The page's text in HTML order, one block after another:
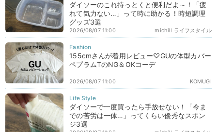
ダイソーのこれ持っとくと便利だよ～！「疲
れて気力ない…」って時に助かる！時短調理
グッズ3選
michill ライフスタイル
2026/08/07 11:00
155cmさんが着用レビュー♡GUの体型カバー
ペプラムTのNG＆OKコーデ
KOMUGI
2026/08/07 11:00
ダイソーで一度買ったら手放せない！「今ま
での苦労は一体…」ってくらい優秀なスポン
ジ3選